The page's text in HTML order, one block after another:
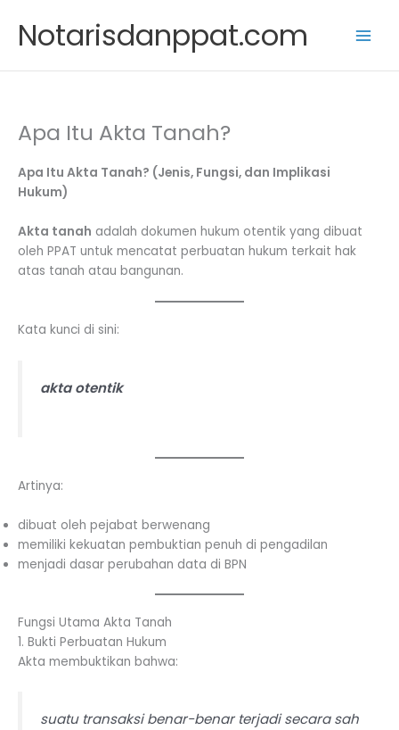
content
Notarisdanppat.com
Apa Itu Akta Tanah?
Apa Itu Akta Tanah? (Jenis, Fungsi, dan Implikasi
Hukum)
Akta tanah adalah dokumen hukum otentik yang dibuat
oleh PPAT untuk mencatat perbuatan hukum terkait hak
atas tanah atau bangunan.
Kata kunci di sini:
akta otentik
Artinya:
dibuat oleh pejabat berwenang
memiliki kekuatan pembuktian penuh di pengadilan
menjadi dasar perubahan data di BPN
Fungsi Utama Akta Tanah
1. Bukti Perbuatan Hukum
Akta membuktikan bahwa:
suatu transaksi benar-benar terjadi secara sah